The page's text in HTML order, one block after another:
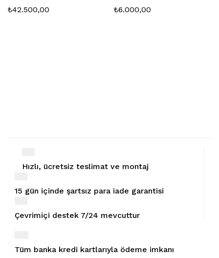
₺42.500,00 ₺6.000,00
Hızlı, ücretsiz teslimat ve montaj
15 gün içinde şartsız para iade garantisi
Çevrimiçi destek 7/24 mevcuttur
Tüm banka kredi kartlarıyla ödeme imkanı